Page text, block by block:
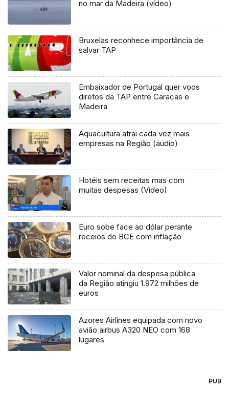
no mar da Madeira (vídeo)
Bruxelas reconhece importância de
salvar TAP
Embaixador de Portugal quer voos
diretos da TAP entre Caracas e
Madeira
Aquacultura atrai cada vez mais
empresas na Região (áudio)
Hotéis sem receitas mas com
muitas despesas (Vídeo)
Euro sobe face ao dólar perante
receios do BCE com inflação
Valor nominal da despesa pública
da Região atingiu 1.972 milhões de
euros
Azores Airlines equipada com novo
avião airbus A320 NEO com 168
lugares
PUB